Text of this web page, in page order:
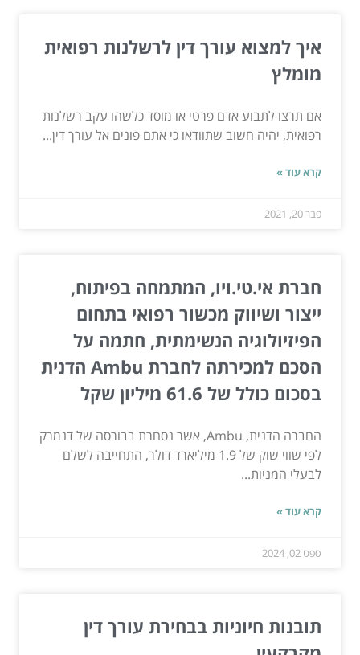
איך למצוא עורך דין לרשלנות רפואית
מומלץ
אם תרצו לתבוע אדם פרטי או מוסד כלשהו עקב רשלנות
רפואית, יהיה חשוב שתוודאו כי אתם פונים אל עורך דין...
קרא עוד »
פבר 20, 2021
חברת אי.טי.ויו, המתמחה בפיתוח,
ייצור ושיווק מכשור רפואי בתחום
הפיזיולוגיה הנשימתית, חתמה על
הסכם למכירתה לחברת Ambu הדנית
בסכום כולל של 61.6 מיליון שקל
החברה הדנית, Ambu, אשר נסחרת בבורסה של דנמרק
לפי שווי שוק של 1.9 מיליארד דולר, התחייבה לשלם
לבעלי המניות...
קרא עוד »
ספט 02, 2024
תובנות חיוניות בבחירת עורך דין